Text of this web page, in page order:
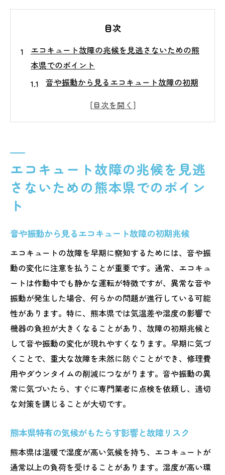
目次
エコキュート故障の兆候を見逃さないための熊
本県でのポイント
音や振動から見るエコキュート故障の初期
エコキュートの電気代が急に上がった場合
の原因
る影響
熊本県でエコキュートが故障した時の初期対応
法
故障時にまず確認すべきエコキュートの基
本設定
熊本県の水質がエコキュートの動作に与え
る影響
専門業者に連絡する前に試したい簡単なト
ラブルシュート
エコキュートの故障時に備えておくべき連
停電時のエコキュートの処理方法と注意点
熊本県でおすすめのエコキュート緊急サポ
ートサービス
エコキュート故障の兆候を見逃
さないための熊本県でのポイン
ト
音や振動から見るエコキュート故障の初期兆候
エコキュートの故障を早期に察知するためには、音や振
動の変化に注意を払うことが重要です。通常、エコキュ
ートは作動中でも静かな運転が特徴ですが、異常な音や
振動が発生した場合、何らかの問題が進行している可能
性があります。特に、熊本県では気温差や湿度の影響で
機器の負担が大きくなることがあり、故障の初期兆候と
して音や振動の変化が現れやすくなります。早期に気づ
くことで、重大な故障を未然に防ぐことができ、修理費
用やダウンタイムの削減につながります。音や振動の異
常に気づいたら、すぐに専門業者に点検を依頼し、適切
な対策を講じることが大切です。
熊本県特有の気候がもたらす影響と故障リスク
熊本県は温暖で湿度が高い気候を持ち、エコキュートが
通常以上の負荷を受けることがあります。湿度が高い環